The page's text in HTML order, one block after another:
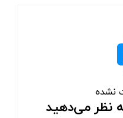
نشده
نظر می‌دهید